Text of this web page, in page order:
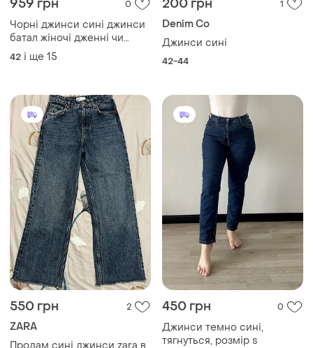
джинси батал
550 грн 2
ZARA
Продам сині джинси zara в
ідеальному стані
42 і ще 2
450 грн 0
Джинси темно сині,
тягнуться, розмір s
і ще 1